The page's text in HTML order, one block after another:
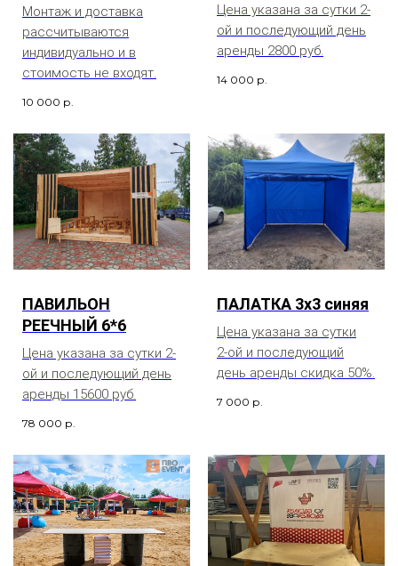
Монтаж и доставка
рассчитываются
индивидуально и в
стоимость не входят.
10 000 р.
Цена указана за сутки 2-
ой и последующий день
аренды 2800 руб.
14 000 р.
ПАВИЛЬОН
РЕЕЧНЫЙ 6*6
Цена указана за сутки 2-
ой и последующий день
аренды 15600 руб.
78 000 р.
ПАЛАТКА 3х3 синяя
Цена указана за сутки
2-ой и последующий
день аренды скидка 50%.
7 000 р.